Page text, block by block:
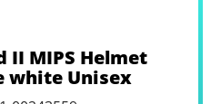
II MIPS Helmet
white Unisex